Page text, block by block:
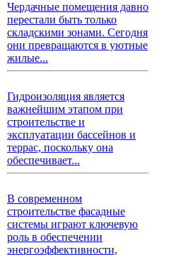
Чердачные помещения давно
перестали быть только
складскими зонами. Сегодня
они превращаются в уютные
жилые...
Гидроизоляция является
важнейшим этапом при
строительстве и
эксплуатации бассейнов и
террас, поскольку она
обеспечивает...
В современном
строительстве фасадные
системы играют ключевую
роль в обеспечении
энергоэффективности,